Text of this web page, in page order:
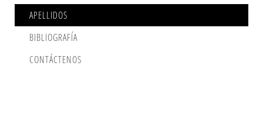
APELLIDOS
BIBLIOGRAFÍA
CONTÁCTENOS